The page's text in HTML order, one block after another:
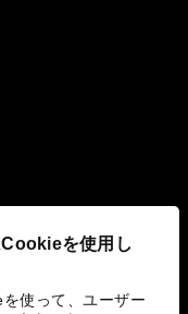
を使用し
使って、ユーザー